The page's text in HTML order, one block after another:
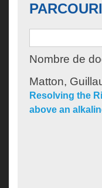
Nombre de
Matton,
Resolving the
above an